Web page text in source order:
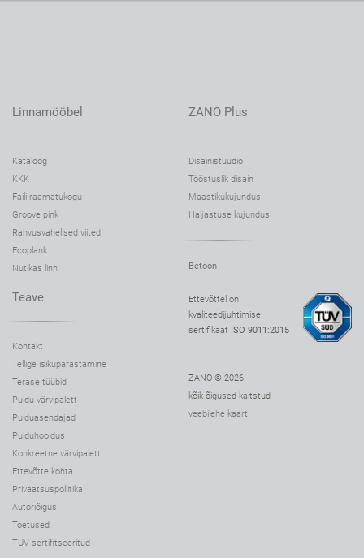
Linnamööbel
Kataloog
KKK
Faili raamatukogu
Groove pink
Rahvusvahelised viited
Ecoplank
Nutikas linn
ZANO Plus
Disainistuudio
Tööstuslik disain
Maastikukujundus
Haljastuse kujundus
Betoon
Teave
Kontakt
Tellige isikupärastamine
Terase tüübid
Puidu värvipalett
Puiduasendajad
Puiduhooldus
Konkreetne värvipalett
Ettevõtte kohta
Privaatsuspoliitika
Autoriõigus
Toetused
TUV sertifitseeritud
Ettevõttel on
kvaliteedijuhtimise
sertifikaat ISO 9011:2015
ZANO © 2026
kõik õigused kaitstud
veebilehe kaart